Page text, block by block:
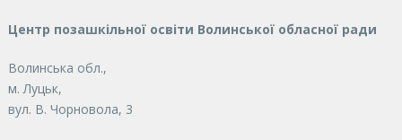
Центр позашкільної освіти Волинської обласної ради
Волинська обл.,
м. Луцьк,
вул. В. Чорновола, 3